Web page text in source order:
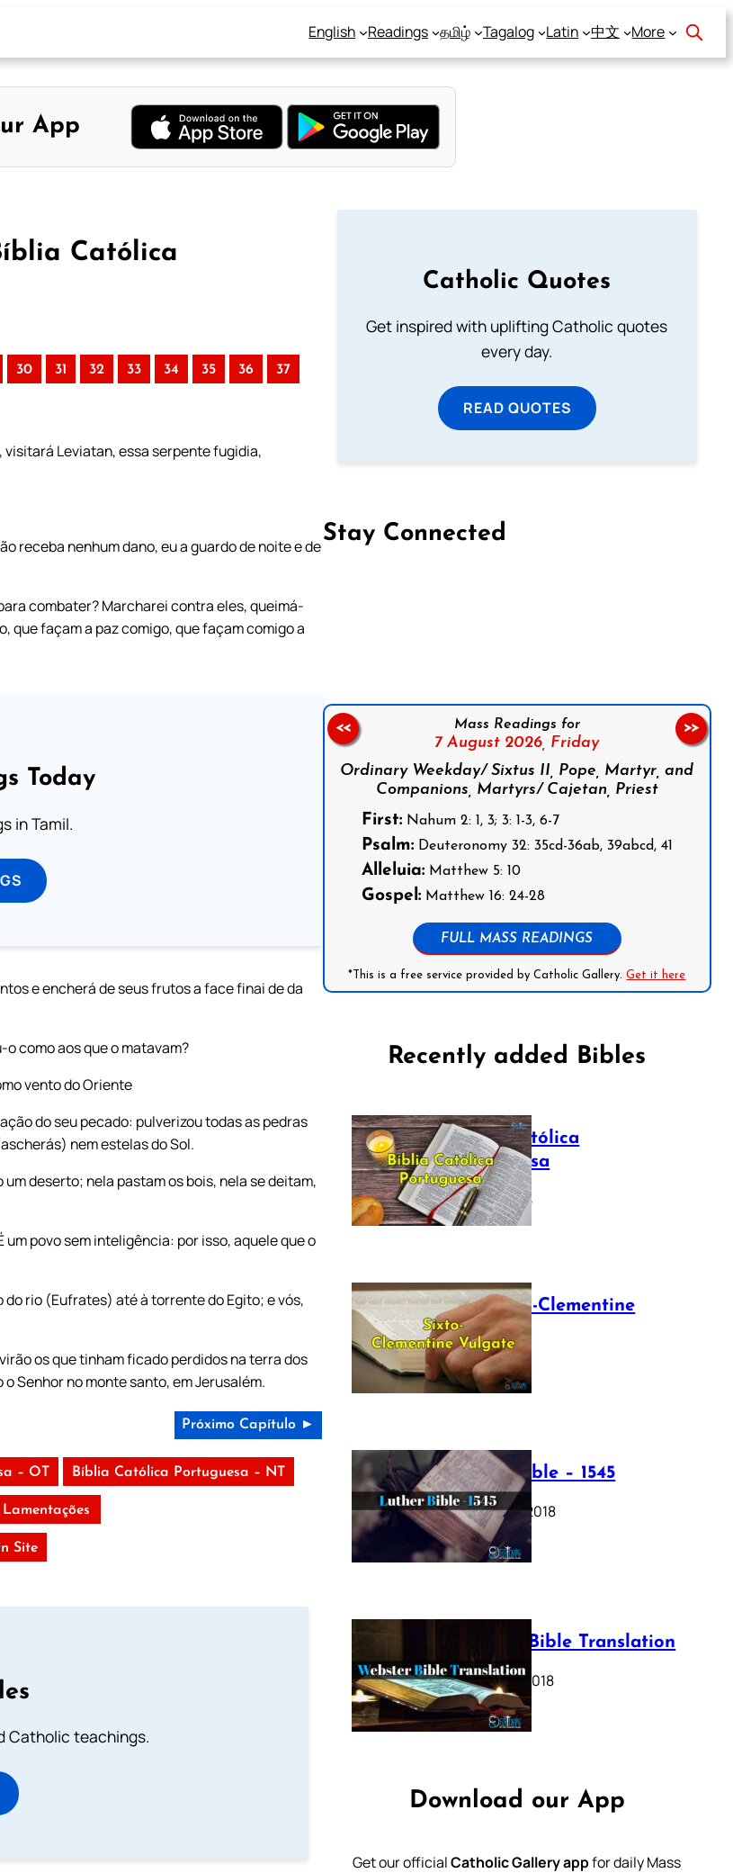
English Readings தமிழ் Tagalog Latin 中文 More
App
Católica
30 31 32 33 34 35 36 37
visitará Leviatan, essa serpente fugidia,
receba nenhum dano, eu a guardo de noite e de
combater? Marcharei contra eles, queimá-
que façam a paz comigo, que façam comigo a
Today
in Tamil.
e encherá de seus frutos a face finai de da
como aos que o matavam?
vento do Oriente
do seu pecado: pulverizou todas as pedras
nem estelas do Sol.
deserto; nela pastam os bois, nela se deitam,
povo sem inteligência: por isso, aquele que o
rio (Eufrates) até à torrente do Egito; e vós,
os que tinham ficado perdidos na terra dos
Senhor no monte santo, em Jerusalém.
Próximo Capítulo ►
– OT Bíblia Católica Portuguesa – NT
Lamentações
Site
Catholic teachings.
Catholic Quotes
Get inspired with uplifting Catholic quotes
every day.
READ QUOTES
Stay Connected
Mass Readings for
7 August 2026, Friday
Ordinary Weekday/ Sixtus II, Pope, Martyr, and
Companions, Martyrs/ Cajetan, Priest
First:Nahum 2: 1, 3; 3: 1-3, 6-7
Psalm:Deuteronomy 32: 35cd-36ab, 39abcd, 41
Alleluia:Matthew 5: 10
Gospel:Matthew 16: 24-28
FULL MASS READINGS
*This is a free service provided by Catholic Gallery.Get it here
<< >>
Recently added Bibles
Bíblia Católica
Portuguesa
July 16, 2025
The Sixto-Clementine
Vulgate
July 12, 2025
Luther Bible – 1545
October 17, 2018
Webster Bible Translation
October 11, 2018
Download our App
Get our officialCatholic Gallery appfor daily Mass